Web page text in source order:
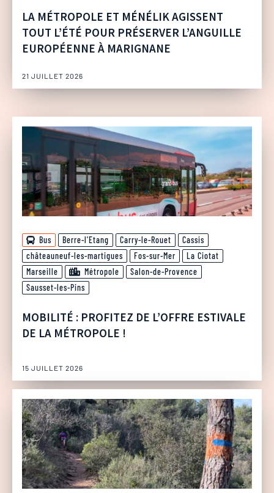
LA MÉTROPOLE ET MÉNÉLIK AGISSENT
TOUT L’ÉTÉ POUR PRÉSERVER L’ANGUILLE
EUROPÉENNE À MARIGNANE
21 JUILLET 2026
Bus Berre-l'Etang Carry-le-Rouet
Cassis
châteauneuf-les-martigues
Fos-sur-Mer
La Ciotat
Marseille
Métropole
Salon-de-Provence
Sausset-les-Pins
MOBILITÉ : PROFITEZ DE L’OFFRE ESTIVALE
DE LA MÉTROPOLE !
15 JUILLET 2026